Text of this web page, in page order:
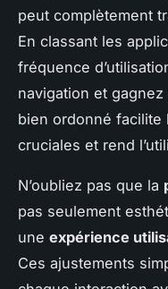
peut complètement
En classant les
fréquence
navigation et gagnez
bien ordonné facilite
cruciales et rend
N’oubliez pas que la
pas seulement
une expérience
Ces ajustements